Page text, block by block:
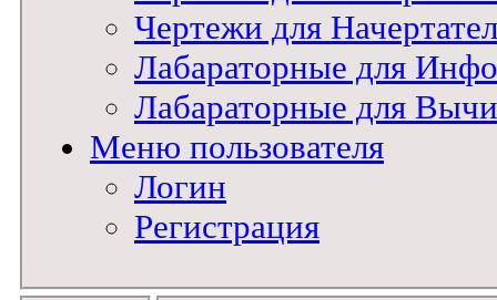
Чертежи для
Лабараторные для
Лабараторные для
Меню пользователя
Логин
Регистрация